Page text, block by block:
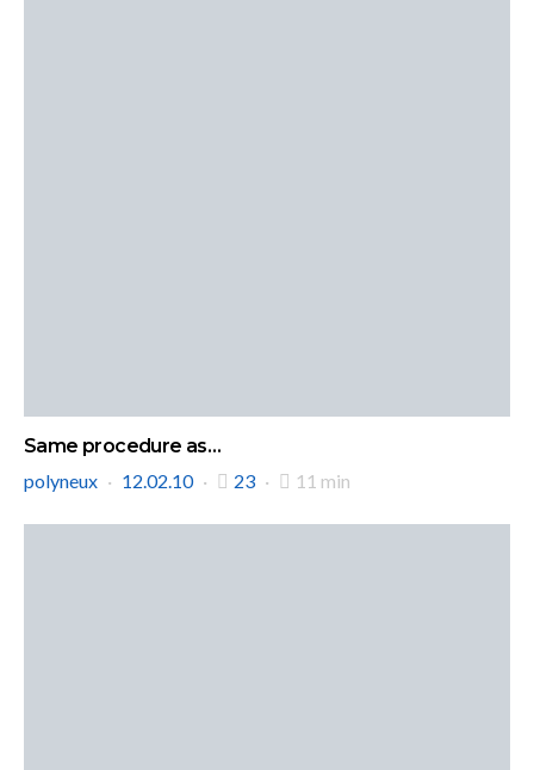
Same procedure as…
polyneux
12.02.10 23 11 min